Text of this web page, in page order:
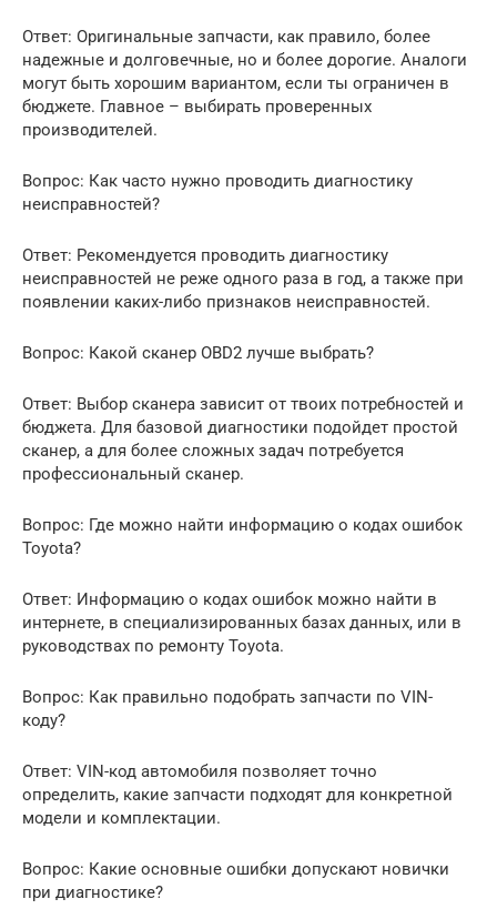
Ответ: Оригинальные запчасти, как правило, более
надежные и долговечные, но и более дорогие. Аналоги
могут быть хорошим вариантом, если ты ограничен в
бюджете. Главное – выбирать проверенных
производителей.
Вопрос: Как часто нужно проводить диагностику
неисправностей?
Ответ: Рекомендуется проводить диагностику
неисправностей не реже одного раза в год, а также при
появлении каких-либо признаков неисправностей.
Вопрос: Какой сканер OBD2 лучше выбрать?
Ответ: Выбор сканера зависит от твоих потребностей и
бюджета. Для базовой диагностики подойдет простой
сканер, а для более сложных задач потребуется
профессиональный сканер.
Вопрос: Где можно найти информацию о кодах ошибок
Toyota?
Ответ: Информацию о кодах ошибок можно найти в
интернете, в специализированных базах данных, или в
руководствах по ремонту Toyota.
Вопрос: Как правильно подобрать запчасти по VIN-
коду?
Ответ: VIN-код автомобиля позволяет точно
определить, какие запчасти подходят для конкретной
модели и комплектации.
Вопрос: Какие основные ошибки допускают новички
при диагностике?